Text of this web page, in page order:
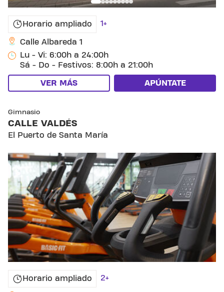
Horario ampliado 1+
Calle Albareda 1
Lu - Vi: 6:00h a 24:00h
Sá - Do - Festivos: 8:00h a 21:00h
VER MÁS APÚNTATE
Gimnasio
CALLE VALDÉS
El Puerto de Santa María
Horario ampliado 2+